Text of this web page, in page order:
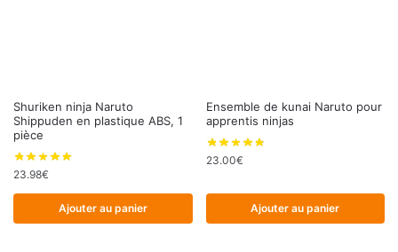
Shuriken ninja Naruto
Shippuden en plastique ABS, 1
pièce
23.98€
Ajouter au panier
Ensemble de kunai Naruto pour
apprentis ninjas
23.00€
Ajouter au panier